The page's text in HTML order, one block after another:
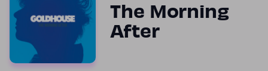
The Morning
After